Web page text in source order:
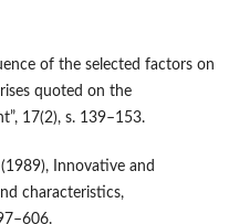
of the selected factors on
quoted on the
17(2), s. 139–153.
Innovative and
characteristics,